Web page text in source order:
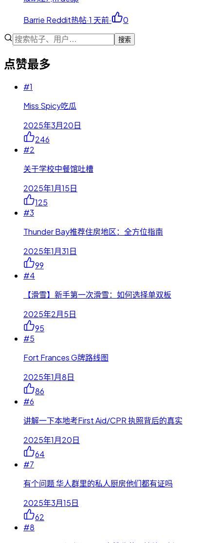
Barrie Reddit热帖·1 天前· 0
搜索
点赞最多
#1
Miss Spicy吃瓜
2025年3月20日
246
#2
关于学校中餐馆吐槽
2025年1月15日
125
#3
Thunder Bay推荐住房地区：全方位指南
2025年1月31日
99
#4
【滑雪】新手第一次滑雪：如何选择单双板
2025年2月5日
95
#5
Fort Frances G牌路线图
2025年1月8日
86
#6
讲解一下本地考First Aid/CPR 执照背后的真实
2025年1月20日
64
#7
有个问题 华人群里的私人厨房他们都有证吗
2025年3月15日
62
#8